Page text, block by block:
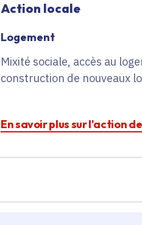
Action locale
Logement
Mixité sociale, accès au
construction de nouveaux
En savoir plus sur l'action